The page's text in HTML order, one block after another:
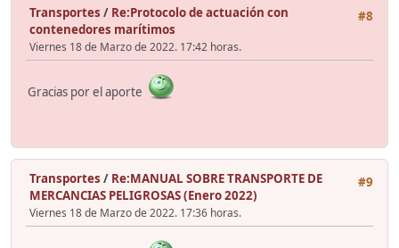
#8
Transportes / Re:Protocolo de actuación con
contenedores marítimos
Viernes 18 de Marzo de 2022. 17:42 horas.
Gracias por el aporte
#9
Transportes / Re:MANUAL SOBRE TRANSPORTE DE
MERCANCIAS PELIGROSAS (Enero 2022)
Viernes 18 de Marzo de 2022. 17:36 horas.